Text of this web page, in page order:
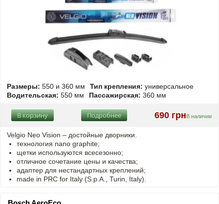
Размеры: 550 и 360 мм Тип крепления: универсальное
Водительская: 550 мм Пассажирская: 360 мм
690 грнВ наличии
Подробнее
В корзину
Velgio Neo Vision – достойные дворники.
технология nano graphite;
щетки используются всесезонно;
отличное сочетание цены и качества;
адаптер для нестандартных креплений;
made in PRC for Italy (S.p.A., Turin, Italy).